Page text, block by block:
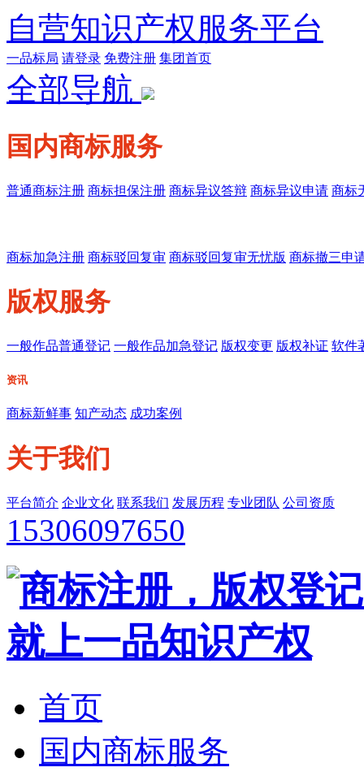
自营知识产权服务平台
一品标局 请登录 免费注册 集团首页
全部导航
国内商标服务
普通商标注册 商标担保注册 商标异议答辩 商标异议申请 商标
商标加急注册 商标驳回复审 商标驳回复审无忧版 商标撤三申
版权服务
一般作品普通登记 一般作品加急登记 版权变更 版权补证 软件
资讯
商标新鲜事 知产动态 成功案例
关于我们
平台简介 企业文化 联系我们 发展历程 专业团队 公司资质
15306097650
首页
国内商标服务